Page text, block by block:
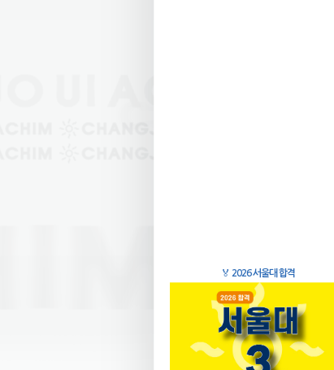
🏅 2026 서울대 합격